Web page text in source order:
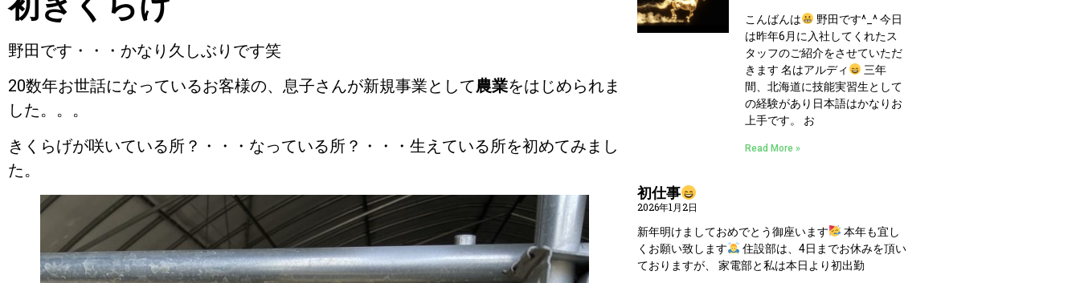
野田です・・・かなり久しぶりです笑
20数年お世話になっているお客様の、息子さんが新規事業として農業をはじめられま
した。。。
きくらげが咲いている所？・・・なっている所？・・・生えている所を初めてみまし
た。
こんばんは
野田です^_^ 今日
は昨年6月に入社してくれたス
タッフのご紹介をさせていただ
きます 名はアルディ
三年
間、北海道に技能実習生として
の経験があり日本語はかなりお
上手です。 お
Read More »
初仕事
2026年1月2日
新年明けましておめでとう御座います
本年も宜し
くお願い致します
住設部は、4日までお休みを頂い
ておりますが、 家電部と私は本日より初出勤